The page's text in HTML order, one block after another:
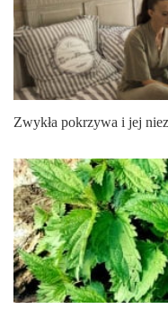
Zwykła pokrzywa i jej